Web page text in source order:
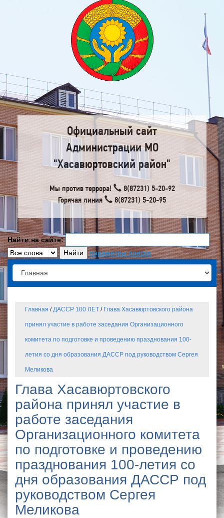
Официальный сайт
Администрации МО
"Хасавюртовский район"
Мы против террора!
8(87231) 5-20-92
Горячая линия
8(87231) 5-20-95
Найти на сайте:
параметры поиска
Главная / ДАССР 100 ЛЕТ / Глава Хасавюртовского района
принял участие в работе заседания Организационного
комитета по подготовке и проведению празднования 100-
летия со дня образования ДАССР под руководством Сергея
Меликова
Глава Хасавюртовского
района принял участие в
работе заседания
Организационного комитета
по подготовке и проведению
празднования 100-летия со
дня образования ДАССР под
руководством Сергея
Меликова